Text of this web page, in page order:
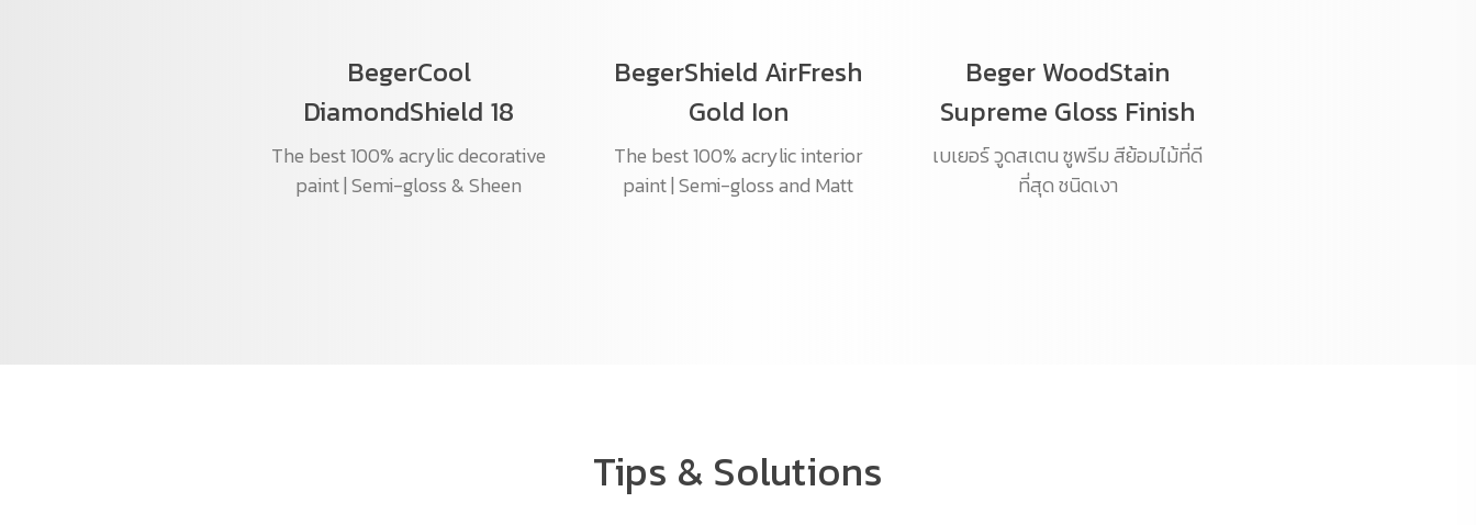
BegerCool
DiamondShield 18
The best 100% acrylic decorative
paint | Semi-gloss & Sheen
BegerShield AirFresh
Gold Ion
The best 100% acrylic interior
paint | Semi-gloss and Matt
Beger WoodStain
Supreme Gloss Finish
เบเยอร์ วูดสเตน ซูพรีม สีย้อมไม้ที่ดี
ที่สุด ชนิดเงา
Tips & Solutions